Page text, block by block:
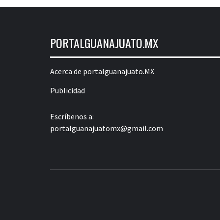
PORTALGUANAJUATO.MX
Acerca de portalguanajuato.MX
Publicidad
Escríbenos a:
portalguanajuatomx@gmail.com